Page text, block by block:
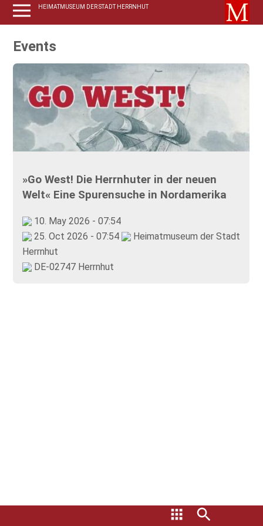
HEIMATMUSEUM DER STADT HERRNHUT
Events
»Go West! Die Herrnhuter in der neuen
Welt« Eine Spurensuche in Nordamerika
10. May 2026 - 07:54
25. Oct 2026 - 07:54
Heimatmuseum der Stadt
Herrnhut
DE-02747 Herrnhut